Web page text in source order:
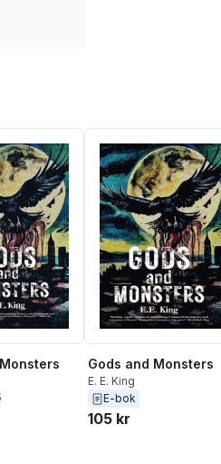
Gods and Monsters
E. E. King
E-bok
105 kr